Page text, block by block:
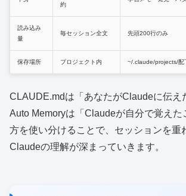
約
読み込み
量
毎セッション全文 先頭200行のみ
保存場所 プロジェクト内 ~/.claude/projects/配
CLAUDE.mdは「あなたがClaudeに伝え
Auto Memoryは「Claudeが自分で覚えた
方を使い分けることで、セッションを重
Claudeの理解が深まっていきます。